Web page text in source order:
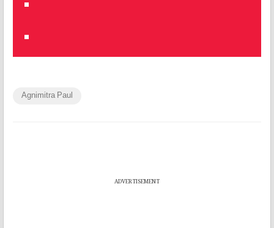
Agnimitra Paul
ADVERTISEMENT